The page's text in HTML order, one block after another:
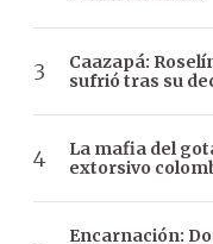
Caazapá:
sufrió tras su
La mafia del
extorsivo
Encarnación: